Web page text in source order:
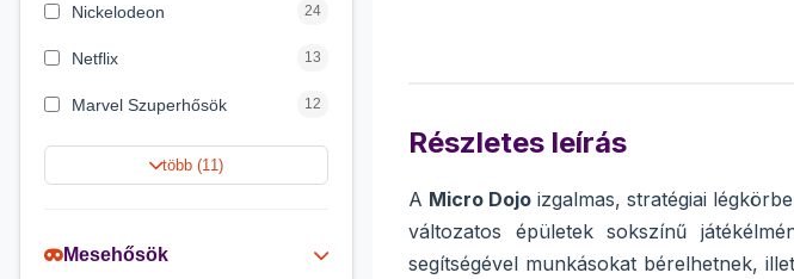
Nickelodeon 24
Netflix 13
Marvel Szuperhősök 12
Rubik bűvös kocka 10
Noris
több (11)
Mesehősök
Részletes leírás
A Micro Dojo izgalmas, stratégiai
változatos épületek sokszínű
segítségével munkásokat bérelhetnek,